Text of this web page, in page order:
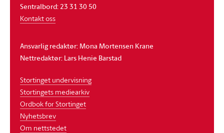
Sentralbord: 23 31 30 50
Kontakt oss
Ansvarlig redaktør: Mona Mortensen Krane
Nettredaktør: Lars Henie Barstad
Stortinget undervisning
Stortingets mediearkiv
Ordbok for Stortinget
Nyhetsbrev
Om nettstedet